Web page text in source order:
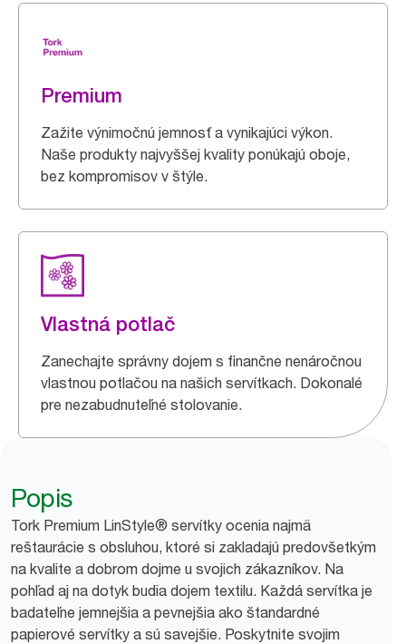
Premium
Zažite výnimočnú jemnosť a vynikajúci výkon.
Naše produkty najvyššej kvality ponúkajú oboje,
bez kompromisov v štýle.
Vlastná potlač
Zanechajte správny dojem s finančne nenáročnou
vlastnou potlačou na našich servítkach. Dokonalé
pre nezabudnuteľné stolovanie.
Popis
Tork Premium LinStyle® servítky ocenia najmä
reštaurácie s obsluhou, ktoré si zakladajú predovšetkým
na kvalite a dobrom dojme u svojich zákazníkov. Na
pohľad aj na dotyk budia dojem textilu. Každá servítka je
badateľne jemnejšia a pevnejšia ako štandardné
papierové servítky a sú savejšie. Poskytnite svojim